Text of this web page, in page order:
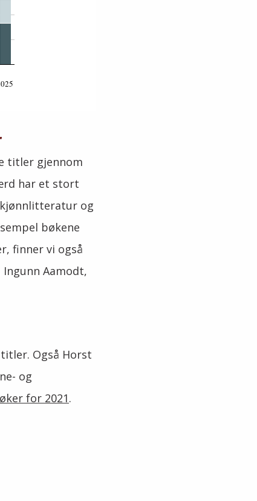
titler gjennom
har et stort
og
bøkene
finner vi også
Aamodt,
Også Horst
og
for 2021.